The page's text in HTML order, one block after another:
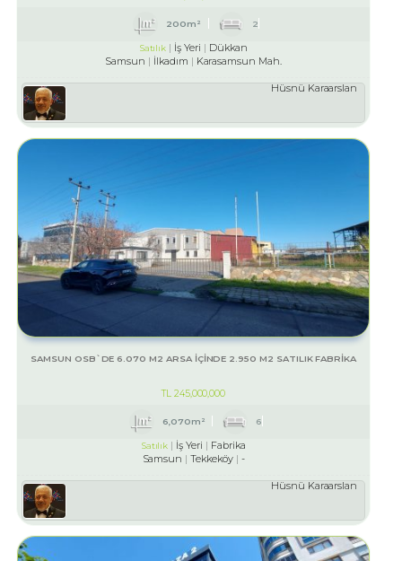
200m² 2
Satılık İş Yeri
Dükkan
Samsun
İlkadım Karasamsun Mah.
Hüsnü Karaarslan
SAMSUN OSB`DE 6.070 M2 ARSA İÇİNDE 2.950 M2 SATILIK FABRİKA
TL245,000,000
6,070m² 6
Satılık İş Yeri
Fabrika
Samsun
Tekkeköy -
Hüsnü Karaarslan